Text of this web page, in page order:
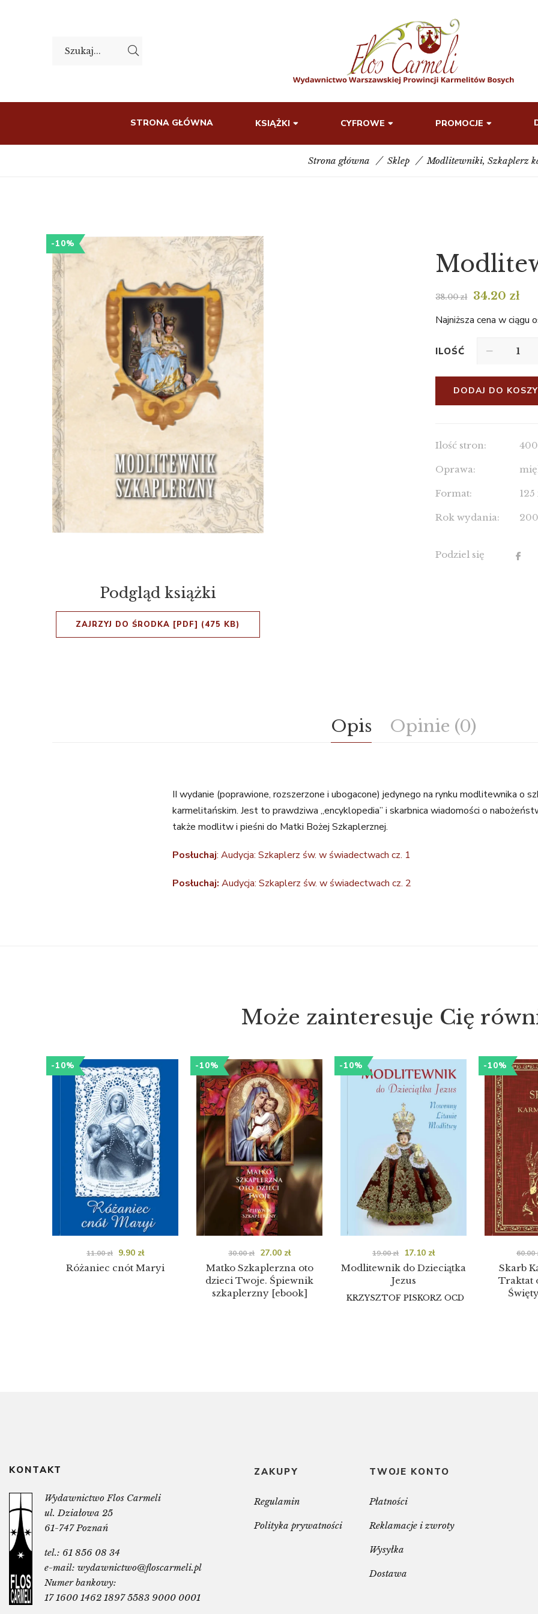
STRONA GŁÓWNA KSIĄŻKI CYFROWE PROMOCJE
Strona główna Sklep Modlitewniki, Szkaplerz
-10%
Podgląd książki
ZAJRZYJ DO ŚRODKA [PDF] (475 KB)
38.00zł 34.20 zł
Najniższa cena w ciągu
ILOŚĆ
DODAJ DO
Ilość stron: 400
Oprawa:
Format:
Rok wydania:
Podziel się
Opis Opinie (0)
II wydanie (poprawione, rozszerzone i ubogacone) jedynego na rynku modlitewnika o
karmelitańskim. Jest to prawdziwa „encyklopedia” i skarbnica wiadomości o
także modlitw i pieśni do Matki Bożej Szkaplerznej.
Posłuchaj: Audycja: Szkaplerz św. w świadectwach cz. 1
Posłuchaj: Audycja: Szkaplerz św. w świadectwach cz. 2
Może zainteresuje Cię
-10%
Różaniec cnót Maryi
11.00zł 9.90 zł
-10%
Matko Szkaplerzna oto
dzieci Twoje. Śpiewnik
szkaplerzny [ebook]
30.00zł 27.00 zł
-10%
Modlitewnik do Dzieciątka
Jezus
KRZYSZTOF PISKORZ OCD
19.00zł 17.10 zł
-10%
Skarb
Traktat
60.00
KONTAKT
Wydawnictwo Flos Carmeli
ul. Działowa 25
61-747 Poznań
tel.: 61 856 08 34
e-mail:wydawnictwo@floscarmeli.pl
Numer bankowy:
17 1600 1462 1897 5583 9000 0001
ZAKUPY
Regulamin
Polityka prywatności
TWOJE KONTO
Płatności
Reklamacje i zwroty
Wysyłka
Dostawa